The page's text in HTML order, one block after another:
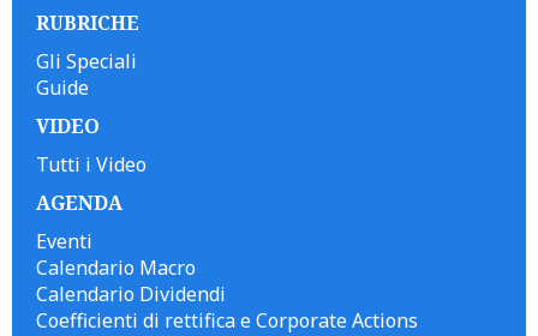
RUBRICHE
Gli Speciali
Guide
VIDEO
Tutti i Video
AGENDA
Eventi
Calendario Macro
Calendario Dividendi
Coefficienti di rettifica e Corporate Actions